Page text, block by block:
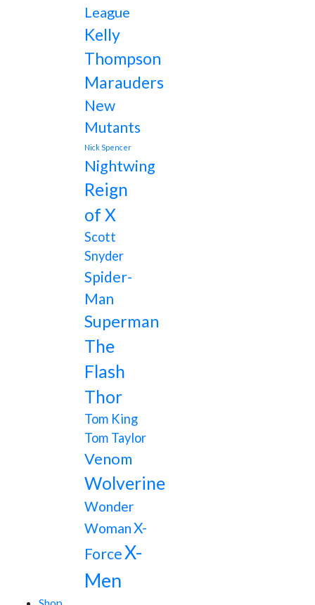
League
Kelly
Thompson
Marauders
New
Mutants
Nick Spencer
Nightwing
Reign
of X
Scott
Snyder
Spider-
Man
Superman
The
Flash
Thor
Tom King
Tom Taylor
Venom
Wolverine
Wonder
WomanX-
ForceX-
Men